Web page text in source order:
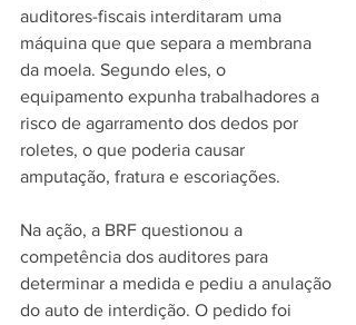
auditores-fiscais interditaram uma
máquina que que separa a membrana
da moela. Segundo eles, o
equipamento expunha trabalhadores a
risco de agarramento dos dedos por
roletes, o que poderia causar
amputação, fratura e escoriações.
Na ação, a BRF questionou a
competência dos auditores para
determinar a medida e pediu a anulação
do auto de interdição. O pedido foi